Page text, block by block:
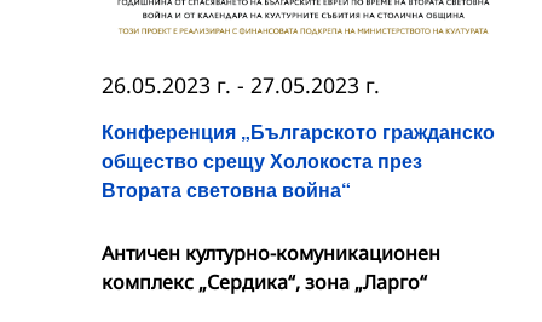
Конференция „Българското гражданско
общество срещу Холокоста през
Втората световна война“
26.05.2023 г. - 27.05.2023 г.
Античен културно-комуникационен
комплекс „Сердика“, зона „Ларго“